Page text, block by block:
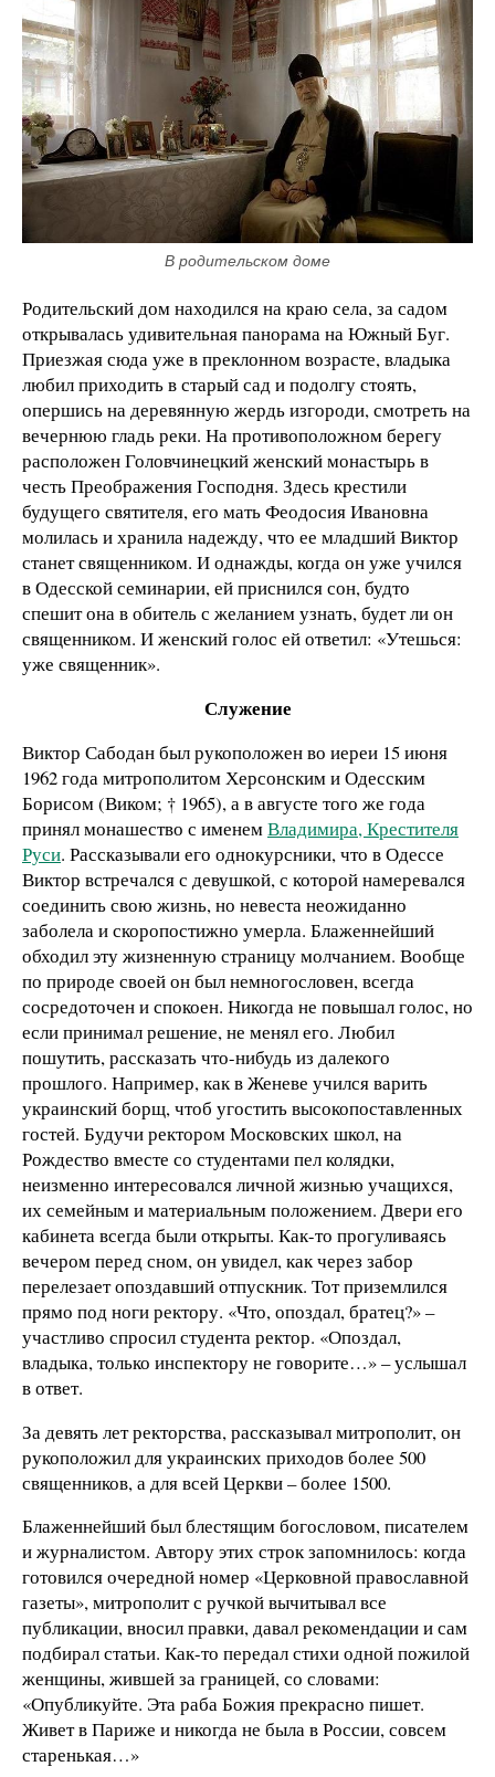
В родительском доме
Родительский дом находился на краю села, за садом
открывалась удивительная панорама на Южный Буг.
Приезжая сюда уже в преклонном возрасте, владыка
любил приходить в старый сад и подолгу стоять,
опершись на деревянную жердь изгороди, смотреть на
вечернюю гладь реки. На противоположном берегу
расположен Головчинецкий женский монастырь в
честь Преображения Господня. Здесь крестили
будущего святителя, его мать Феодосия Ивановна
молилась и хранила надежду, что ее младший Виктор
станет священником. И однажды, когда он уже учился
в Одесской семинарии, ей приснился сон, будто
спешит она в обитель с желанием узнать, будет ли он
священником. И женский голос ей ответил: «Утешься:
уже священник».
Служение
Виктор Сабодан был рукоположен во иереи 15 июня
1962 года митрополитом Херсонским и Одесским
Борисом (Виком; † 1965), а в августе того же года
принял монашество с именемВладимира, Крестителя
Руси. Рассказывали его однокурсники, что в Одессе
Виктор встречался с девушкой, с которой намеревался
соединить свою жизнь, но невеста неожиданно
заболела и скоропостижно умерла. Блаженнейший
обходил эту жизненную страницу молчанием. Вообще
по природе своей он был немногословен, всегда
сосредоточен и спокоен. Никогда не повышал голос, но
если принимал решение, не менял его. Любил
пошутить, рассказать что-нибудь из далекого
прошлого. Например, как в Женеве учился варить
украинский борщ, чтоб угостить высокопоставленных
гостей. Будучи ректором Московских школ, на
Рождество вместе со студентами пел колядки,
неизменно интересовался личной жизнью учащихся,
их семейным и материальным положением. Двери его
кабинета всегда были открыты. Как-то прогуливаясь
вечером перед сном, он увидел, как через забор
перелезает опоздавший отпускник. Тот приземлился
прямо под ноги ректору. «Что, опоздал, братец?» –
участливо спросил студента ректор. «Опоздал,
владыка, только инспектору не говорите…» – услышал
в ответ.
За девять лет ректорства, рассказывал митрополит, он
рукоположил для украинских приходов более 500
священников, а для всей Церкви – более 1500.
Блаженнейший был блестящим богословом, писателем
и журналистом. Автору этих строк запомнилось: когда
готовился очередной номер «Церковной православной
газеты», митрополит с ручкой вычитывал все
публикации, вносил правки, давал рекомендации и сам
подбирал статьи. Как-то передал стихи одной пожилой
женщины, жившей за границей, со словами:
«Опубликуйте. Эта раба Божия прекрасно пишет.
Живет в Париже и никогда не была в России, совсем
старенькая…»